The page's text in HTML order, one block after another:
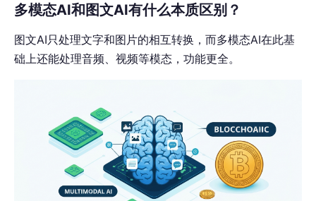
多模态AI和图文AI有什么本质区别？
图文AI只处理文字和图片的相互转换，而多模态AI在此基
础上还能处理音频、视频等模态，功能更全。